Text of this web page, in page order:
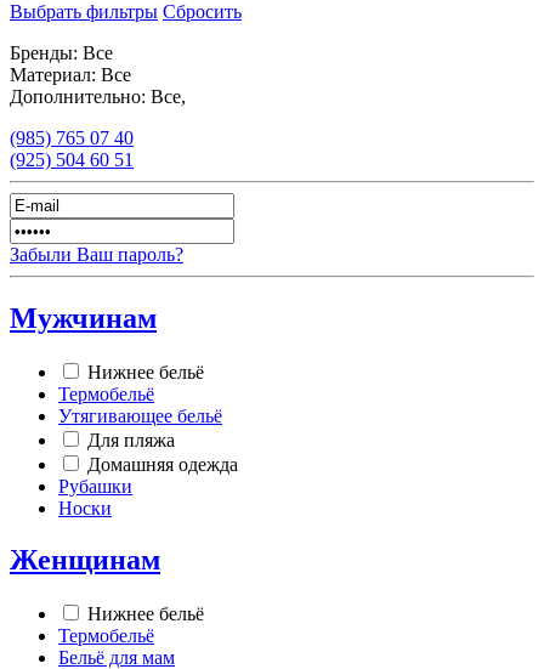
Выбрать фильтры Сбросить
Бренды: Все
Материал: Все
Дополнительно: Все,
(985) 765 07 40
(925) 504 60 51
Забыли Ваш пароль?
Мужчинам
Нижнее бельё
Термобельё
Утягивающее бельё
Для пляжа
Домашняя одежда
Рубашки
Носки
Женщинам
Нижнее бельё
Термобельё
Бельё для мам